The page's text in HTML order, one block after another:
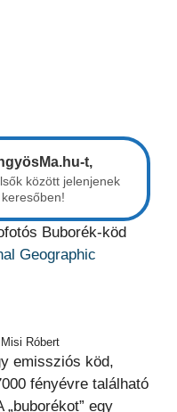
t,
között jelenjenek
Buborék-köd
Geographic
Róbert
emissziós köd,
fényévre található
egy